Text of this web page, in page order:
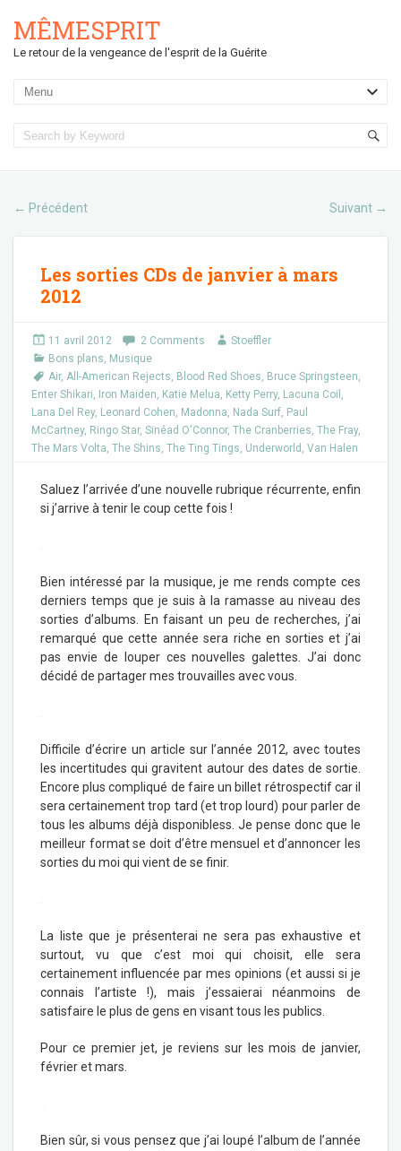
MÊMESPRIT
Le retour de la vengeance de l'esprit de la Guérite
← Précédent Suivant →
Les sorties CDs de janvier à mars
2012
11 avril 2012 2 Comments
Stoeffler
Bons plans, Musique
Air, All-American Rejects, Blood Red Shoes, Bruce Springsteen,
Enter Shikari, Iron Maiden, Katie Melua, Ketty Perry, Lacuna Coil ,
Lana Del Rey, Leonard Cohen, Madonna, Nada Surf, Paul
McCartney, Ringo Star, Sinéad O'Connor, The Cranberries, The Fray,
The Mars Volta, The Shins, The Ting Tings, Underworld , Van Halen
Saluez l’arrivée d’une nouvelle rubrique récurrente, enfin
si j’arrive à tenir le coup cette fois !
Bien intéressé par la musique, je me rends compte ces
derniers temps que je suis à la ramasse au niveau des
sorties d’albums. En faisant un peu de recherches, j’ai
remarqué que cette année sera riche en sorties et j’ai
pas envie de louper ces nouvelles galettes. J’ai donc
décidé de partager mes trouvailles avec vous.
Difficile d’écrire un article sur l’année 2012, avec toutes
les incertitudes qui gravitent autour des dates de sortie.
Encore plus compliqué de faire un billet rétrospectif car il
sera certainement trop tard (et trop lourd) pour parler de
tous les albums déjà disponibless. Je pense donc que le
meilleur format se doit d’être mensuel et d’annoncer les
sorties du moi qui vient de se finir.
La liste que je présenterai ne sera pas exhaustive et
surtout, vu que c’est moi qui choisit, elle sera
certainement influencée par mes opinions (et aussi si je
connais l’artiste !), mais j’essaierai néanmoins de
satisfaire le plus de gens en visant tous les publics.
Pour ce premier jet, je reviens sur les mois de janvier,
février et mars.
Bien sûr, si vous pensez que j’ai loupé l’album de l’année